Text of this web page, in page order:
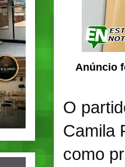
Anúncio
O
Camila
como